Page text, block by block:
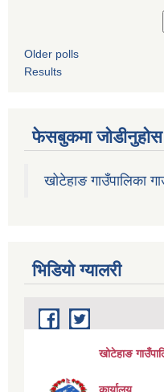
Older polls
Results
फेसबुकमा जोडीनुहोस
खोटेहाङ गाउँपालिका
भिडियाे ग्यालरी